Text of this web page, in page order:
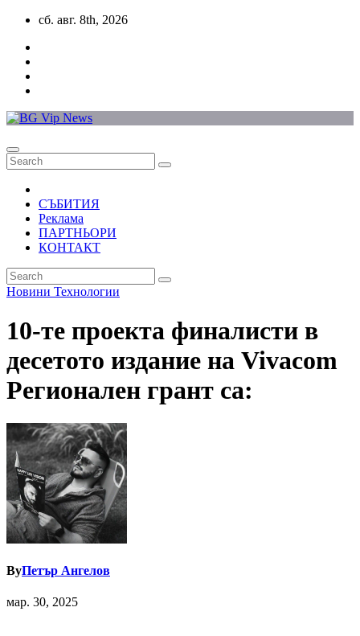
Skip
content
сб. авг. 8th, 2026
СЪБИТИЯ
Реклама
ПАРТНЬОРИ
КОНТАКТ
Новини Технологии
10-те проекта финалисти в
десетото издание на Vivacom
Регионален грант са:
ByПетър Ангелов
мар. 30, 2025